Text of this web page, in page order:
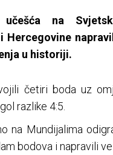
na
Hercegovine
u historiji.
četiri boda uz
razlike 4:5.
na Mundijalima
bodova i napravili